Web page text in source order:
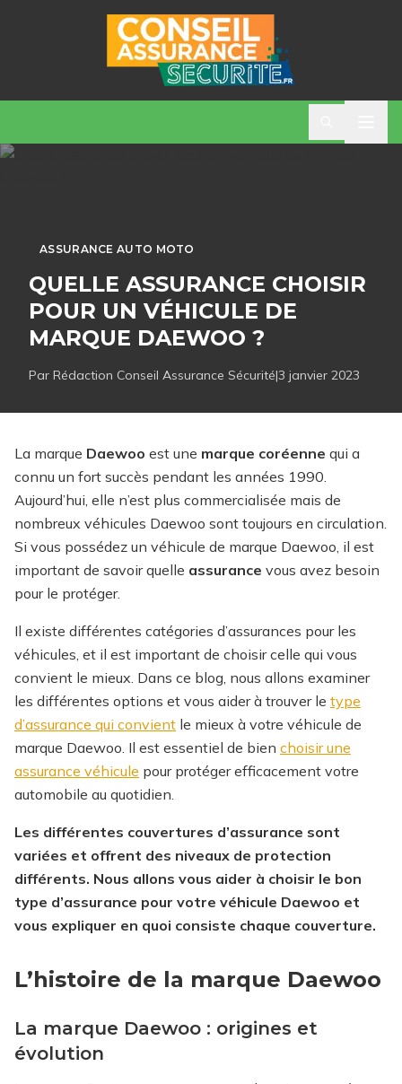
ASSURANCE AUTO MOTO
QUELLE ASSURANCE CHOISIR
POUR UN VÉHICULE DE
MARQUE DAEWOO ?
Par Rédaction Conseil Assurance Sécurité|3 janvier 2023
La marque Daewoo est une marque coréenne qui a
connu un fort succès pendant les années 1990.
Aujourd’hui, elle n’est plus commercialisée mais de
nombreux véhicules Daewoo sont toujours en circulation.
Si vous possédez un véhicule de marque Daewoo, il est
important de savoir quelle assurance vous avez besoin
pour le protéger.
Il existe différentes catégories d’assurances pour les
véhicules, et il est important de choisir celle qui vous
convient le mieux. Dans ce blog, nous allons examiner
les différentes options et vous aider à trouver le type
d’assurance qui convient le mieux à votre véhicule de
marque Daewoo. Il est essentiel de bien choisir une
assurance véhicule pour protéger efficacement votre
automobile au quotidien.
Les différentes couvertures d’assurance sont
variées et offrent des niveaux de protection
différents. Nous allons vous aider à choisir le bon
type d’assurance pour votre véhicule Daewoo et
vous expliquer en quoi consiste chaque couverture.
L’histoire de la marque Daewoo
La marque Daewoo : origines et
évolution